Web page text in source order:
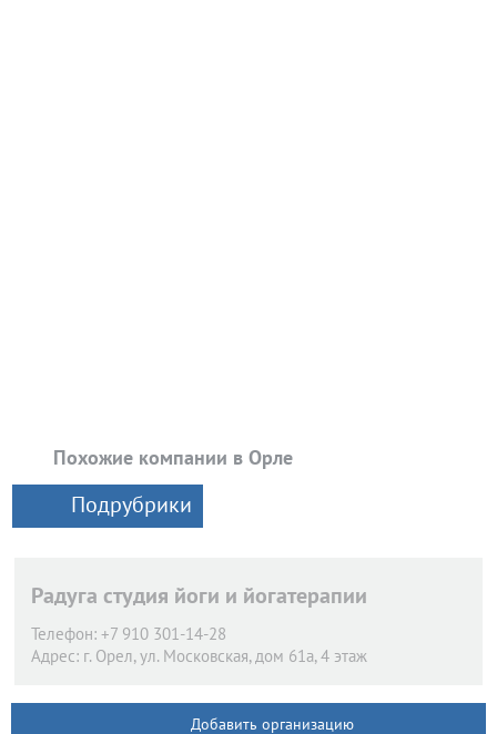
Похожие компании в Орле
Подрубрики
Радуга студия йоги и йогатерапии
Телефон: +7 910 301-14-28
Адрес: г. Орел, ул. Московская, дом 61а, 4 этаж
Добавить организацию